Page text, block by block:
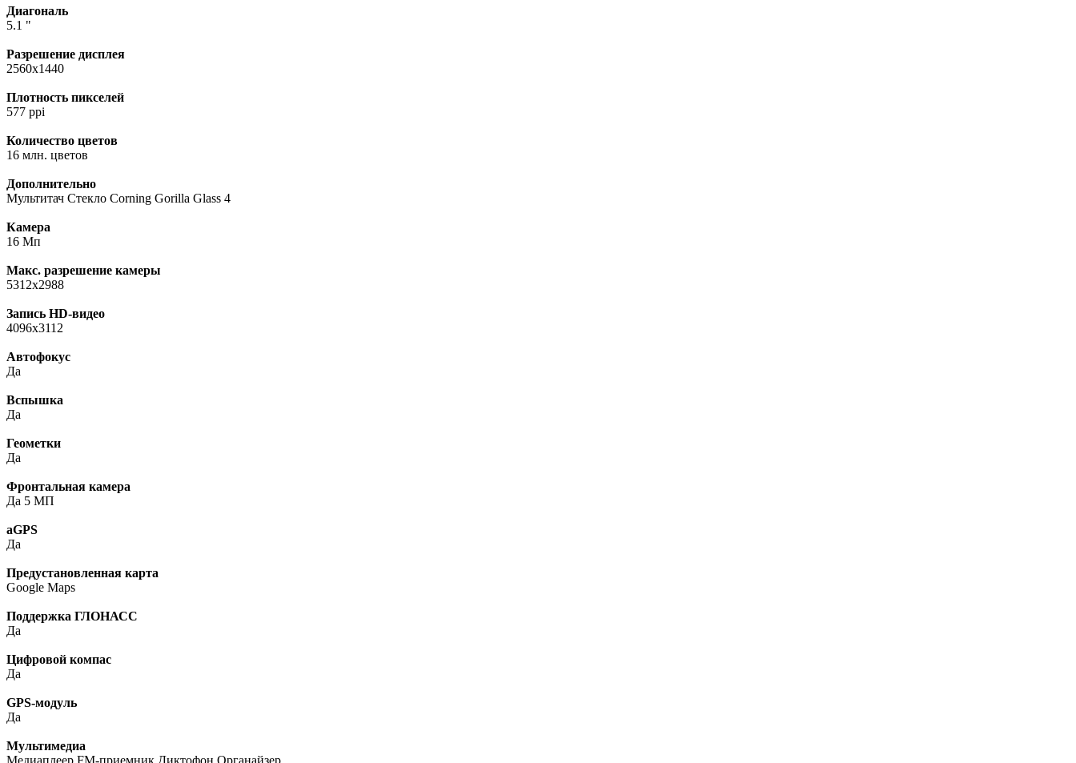
Диагональ
5.1 "
Разрешение дисплея
2560x1440
Плотность пикселей
577 ppi
Количество цветов
16 млн. цветов
Дополнительно
Мультитач Стекло Corning Gorilla Glass 4
Камера
16 Мп
Макс. разрешение камеры
5312х2988
Запись HD-видео
4096x3112
Автофокус
Да
Вспышка
Да
Геометки
Да
Фронтальная камера
Да 5 МП
aGPS
Да
Предустановленная карта
Google Maps
Поддержка ГЛОНАСС
Да
Цифровой компас
Да
GPS-модуль
Да
Мультимедиа
Медиаплеер FM-приемник Диктофон Органайзер